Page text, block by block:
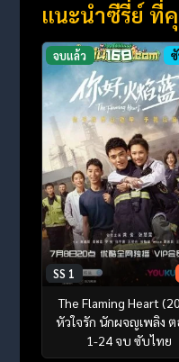
แนะนำซีรี่ย์ ที่
จบแล้ว
SS 1
The Flaming Heart
หัวใจรัก นักผจญเพลิง
1-24 จบ ซับไทย